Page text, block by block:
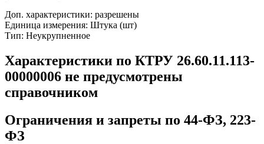
Доп. характеристики: разрешены
Единица измерения: Штука (шт)
Тип: Неукрупненное
Характеристики по КТРУ 26.60.11.113-
00000006 не предусмотрены
справочником
Ограничения и запреты по 44-ФЗ, 223-
ФЗ